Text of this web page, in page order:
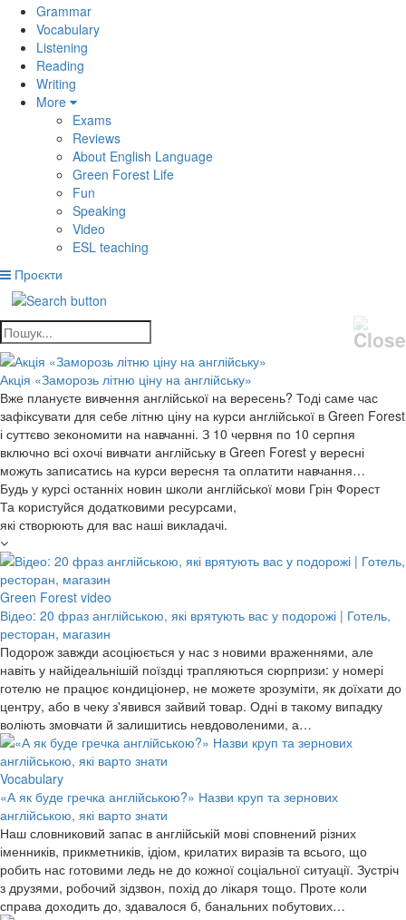
Grammar
Vocabulary
Listening
Reading
Writing
More
Exams
Reviews
About English Language
Green Forest Life
Fun
Speaking
Video
ESL teaching
Проєкти
Акція «Заморозь літню ціну на англійську»
Вже плануєте вивчення англійської на вересень? Тоді саме час
зафіксувати для себе літню ціну на курси англійської в Green Forest
і суттєво зекономити на навчанні. З 10 червня по 10 серпня
включно всі охочі вивчати англійську в Green Forest у вересні
можуть записатись на курси вересня та оплатити навчання…
Будь у курсі останніх новин школи англійської мови Грін Форест
Та користуйся додатковими ресурсами,
які створюють для вас наші викладачі.
Green Forest video
Відео: 20 фраз англійською, які врятують вас у подорожі | Готель,
ресторан, магазин
Подорож завжди асоціюється у нас з новими враженнями, але
навіть у найідеальнішій поїздці трапляються сюрпризи: у номері
готелю не працює кондиціонер, не можете зрозуміти, як доїхати до
центру, або в чеку з'явився зайвий товар. Одні в такому випадку
воліють змовчати й залишитись невдоволеними, а…
Vocabulary
«А як буде гречка англійською?» Назви круп та зернових
англійською, які варто знати
Наш словниковий запас в англійській мові сповнений різних
іменників, прикметників, ідіом, крилатих виразів та всього, що
робить нас готовими ледь не до кожної соціальної ситуації. Зустріч
з друзями, робочий зідзвон, похід до лікаря тощо. Проте коли
справа доходить до, здавалося б, банальних побутових…